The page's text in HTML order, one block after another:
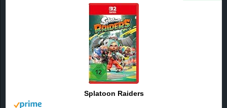
Splatoon Raiders